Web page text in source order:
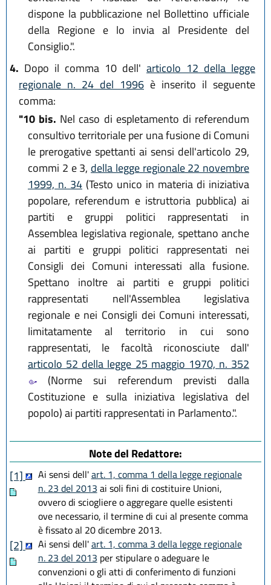
dispone la pubblicazione nel Bollettino ufficiale
della Regione e lo invia al Presidente del
Consiglio.".
4. Dopo il comma 10 dell' articolo 12 della legge
regionale n. 24 del 1996 è inserito il seguente
comma:
"10 bis. Nel caso di espletamento di referendum
consultivo territoriale per una fusione di Comuni
le prerogative spettanti ai sensi dell'articolo 29,
commi 2 e 3, della legge regionale 22 novembre
1999, n. 34 (Testo unico in materia di iniziativa
popolare, referendum e istruttoria pubblica) ai
partiti e gruppi politici rappresentati in
Assemblea legislativa regionale, spettano anche
ai partiti e gruppi politici rappresentati nei
Consigli dei Comuni interessati alla fusione.
Spettano inoltre ai partiti e gruppi politici
rappresentati nell'Assemblea legislativa
regionale e nei Consigli dei Comuni interessati,
limitatamente al territorio in cui sono
rappresentati, le facoltà riconosciute dall'
articolo 52 della legge 25 maggio 1970, n. 352
(Norme sui referendum previsti dalla
Costituzione e sulla iniziativa legislativa del
popolo) ai partiti rappresentati in Parlamento.".
Note del Redattore:
[1]
Ai sensi dell'art. 1, comma 1 della legge regionale
n. 23 del 2013 ai soli fini di costituire Unioni,
ovvero di sciogliere o aggregare quelle esistenti
ove necessario, il termine di cui al presente comma
è fissato al 20 dicembre 2013.
[2] Ai sensi dell'art. 1, comma 3 della legge regionale
n. 23 del 2013 per stipulare o adeguare le
convenzioni o gli atti di conferimento di funzioni